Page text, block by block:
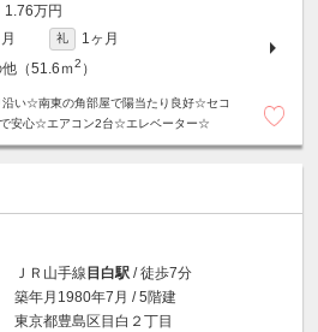
1.76万円
礼
1ヶ月
（51.6ｍ2 ）
沿い☆南東の角部屋で陽当たり良好☆セコ
で安心☆エアコン2台☆エレベーター☆
ＪＲ山手線 目白駅 / 徒歩7分
築年月1980年7月 / 5階建
東京都豊島区目白２丁目